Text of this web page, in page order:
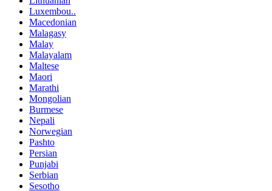
Luxembou..
Macedonian
Malagasy
Malay
Malayalam
Maltese
Maori
Marathi
Mongolian
Burmese
Nepali
Norwegian
Pashto
Persian
Punjabi
Serbian
Sesotho